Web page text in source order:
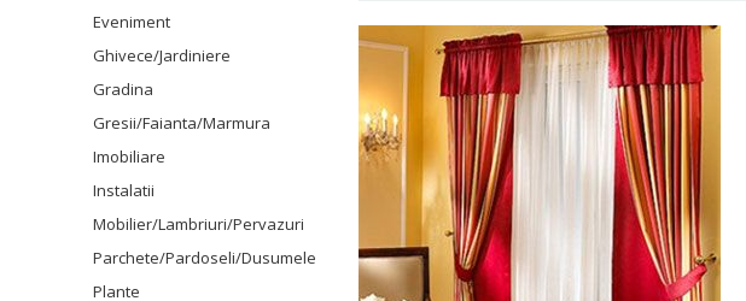
Eveniment
Ghivece/Jardiniere
Gradina
Gresii/Faianta/Marmura
Imobiliare
Instalatii
Mobilier/Lambriuri/Pervazuri
Parchete/Pardoseli/Dusumele
Plante